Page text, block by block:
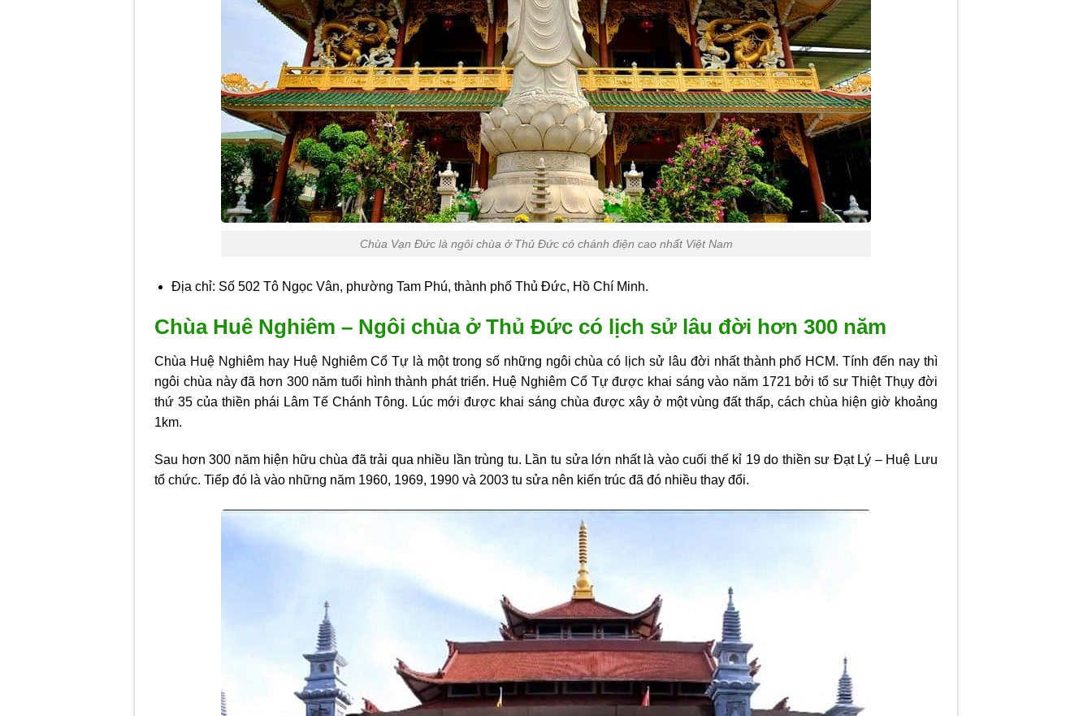
Chùa Vạn Đức là ngôi chùa ở Thủ Đức có chánh điện cao nhất Việt Nam
Địa chỉ: Số 502 Tô Ngọc Vân, phường Tam Phú, thành phố Thủ Đức, Hồ Chí Minh.
Chùa Huê Nghiêm – Ngôi chùa ở Thủ Đức có lịch sử lâu đời hơn 300 năm
Chùa Huệ Nghiêm hay Huệ Nghiêm Cổ Tự là một trong số những ngôi chùa có lịch sử lâu đời nhất thành phố HCM. Tính đến nay thì
ngôi chùa này đã hơn 300 năm tuổi hình thành phát triển. Huệ Nghiêm Cổ Tự được khai sáng vào năm 1721 bởi tổ sư Thiệt Thụy đời
thứ 35 của thiền phái Lâm Tế Chánh Tông. Lúc mới được khai sáng chùa được xây ở một vùng đất thấp, cách chùa hiện giờ khoảng
1km.
Sau hơn 300 năm hiện hữu chùa đã trải qua nhiều lần trùng tu. Lần tu sửa lớn nhất là vào cuối thế kỉ 19 do thiền sư Đạt Lý – Huệ Lưu
tổ chức. Tiếp đó là vào những năm 1960, 1969, 1990 và 2003 tu sửa nên kiến trúc đã đó nhiều thay đổi.